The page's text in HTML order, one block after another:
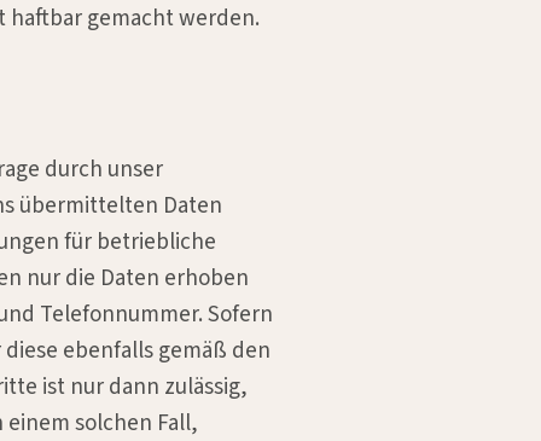
haftbar gemacht werden.
durch unser
übermittelten Daten
für betriebliche
nur die Daten erhoben
Telefonnummer. Sofern
ebenfalls gemäß den
ist nur dann zulässig,
solchen Fall,